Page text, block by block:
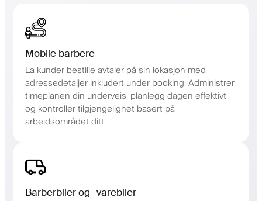
Mobile barbere
La kunder bestille avtaler på sin lokasjon med
adressedetaljer inkludert under booking. Administrer
timeplanen din underveis, planlegg dagen effektivt
og kontroller tilgjengelighet basert på
arbeidsområdet ditt.
Barberbiler og -varebiler